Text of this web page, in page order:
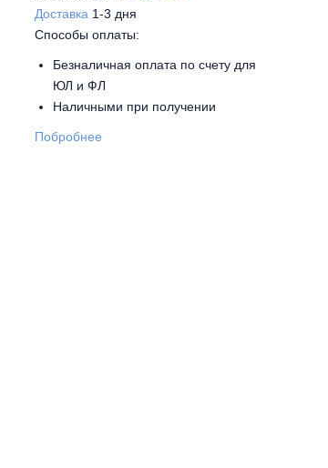
Доставка 1-3 дня
Способы оплаты:
Безналичная оплата по счету для
ЮЛ и ФЛ
Наличными при получении
Побробнее